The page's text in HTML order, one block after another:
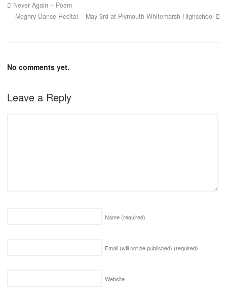
Never Again – Poem
Meghry Dance Recital – May 3rd at Plymouth Whitemarsh Highschool
No comments yet.
Leave a Reply
Name (required)
Email (will not be published) (required)
Website